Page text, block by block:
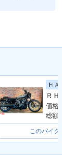
年 FLS Softail
・新登場
Ｈ
価格:
総額:
このバイク